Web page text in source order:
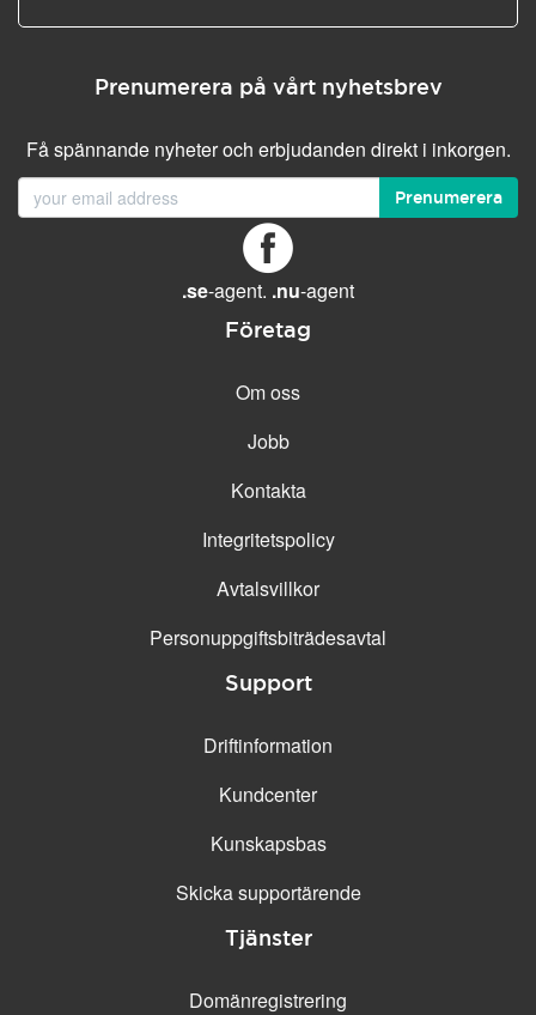
Prenumerera på vårt nyhetsbrev
Få spännande nyheter och erbjudanden direkt i inkorgen.
Prenumerera
.se-agent. .nu-agent
Företag
Om oss
Jobb
Kontakta
Integritetspolicy
Avtalsvillkor
Personuppgifts­biträdesavtal
Support
Driftinformation
Kundcenter
Kunskapsbas
Skicka supportärende
Tjänster
Domänregistrering